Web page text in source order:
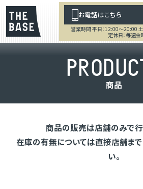
お電話はこちら
営業時間 平日：12:00～20:00
定休日：毎週金
PRODUC
商品
商品の販売は店舗のみで行
在庫の有無については直接店舗ま
い。